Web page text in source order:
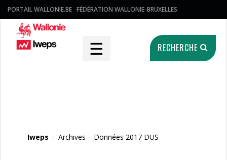
PORTAIL WALLONIE.BE FÉDÉRATION WALLONIE-BRUXELLES
☰ RECHERCHE
Iweps / Archives – Données 2017 DUS